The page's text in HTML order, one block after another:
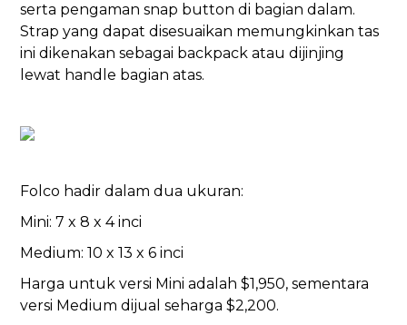
serta pengaman snap button di bagian dalam.
Strap yang dapat disesuaikan memungkinkan tas
ini dikenakan sebagai backpack atau dijinjing
lewat handle bagian atas.
Folco hadir dalam dua ukuran:
Mini: 7 x 8 x 4 inci
Medium: 10 x 13 x 6 inci
Harga untuk versi Mini adalah $1,950, sementara
versi Medium dijual seharga $2,200.